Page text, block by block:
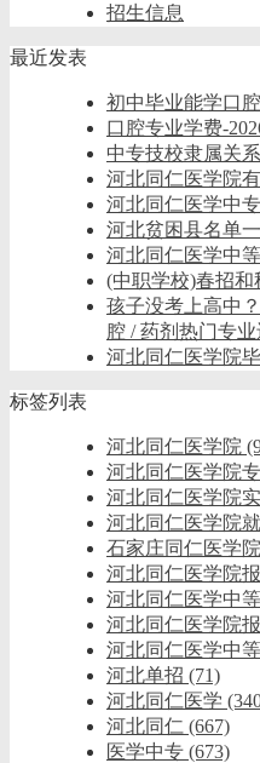
招生信息
最近发表
初中毕业能学口
口腔专业学费-
中专技校隶属关
河北同仁医学院
河北同仁医学中
河北贫困县名单
河北同仁医学中
(中职学校)春招和
孩子没考上高中
腔 / 药剂热门专
河北同仁医学院
标签列表
河北同仁医学院
河北同仁医学院
河北同仁医学院实
河北同仁医学院
石家庄同仁医学院
河北同仁医学院
河北同仁医学中
河北同仁医学院
河北同仁医学中
河北单招 (71)
河北同仁医学
河北同仁 (667)
医学中专 (673)